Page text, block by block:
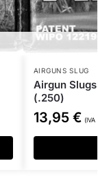
AIRGUNS SLUG
Airgun
(.250)
13,95 € (IVA